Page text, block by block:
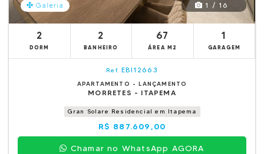
Galeria 1 / 16
2
DORM
2
BANHEIRO
67
ÁREA M2
1
GARAGEM
Ref. EBI12663
APARTAMENTO - LANÇAMENTO
MORRETES - ITAPEMA
Gran Solare Residencial em Itapema
R$ 887.609,00
Chamar no WhatsApp AGORA